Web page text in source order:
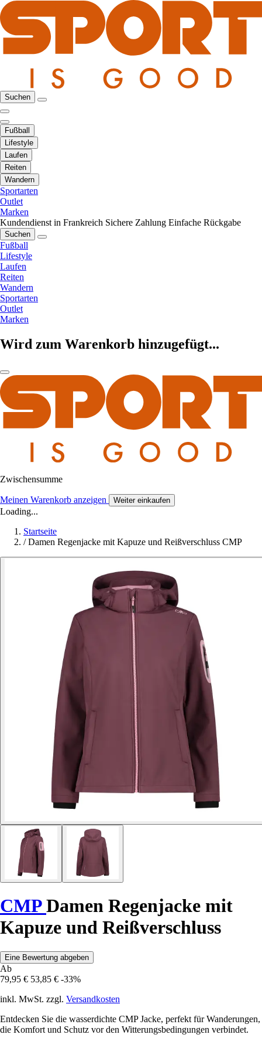
Suchen
Fußball
Lifestyle
Laufen
Reiten
Wandern
Sportarten
Outlet
Marken
Kundendienst in Frankreich Sichere Zahlung Einfache Rückgabe
Suchen
Fußball
Lifestyle
Laufen
Reiten
Wandern
Sportarten
Outlet
Marken
Wird zum Warenkorb hinzugefügt...
Zwischensumme
Meinen Warenkorb anzeigen Weiter einkaufen
Loading...
Startseite
/ Damen Regenjacke mit Kapuze und Reißverschluss CMP
CMPDamen Regenjacke mit
Kapuze und Reißverschluss
Eine Bewertung abgeben
Ab
79,95 € 53,85 € -33%
inkl. MwSt. zzgl. Versandkosten
Entdecken Sie die wasserdichte CMP Jacke, perfekt für Wanderungen,
die Komfort und Schutz vor den Witterungsbedingungen verbindet.